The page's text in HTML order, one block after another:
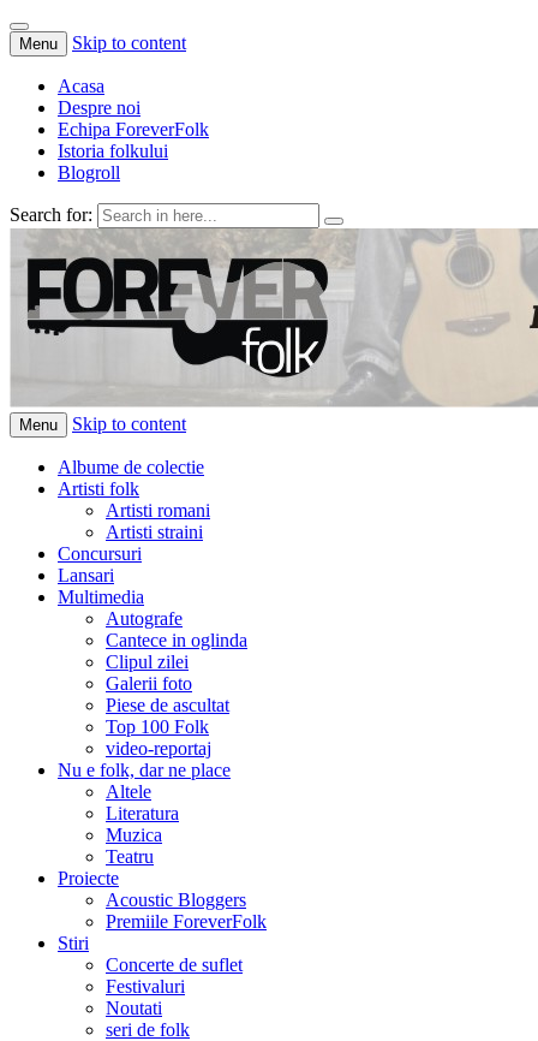
Menu Skip to content
Acasa
Despre noi
Echipa ForeverFolk
Istoria folkului
Blogroll
Search for:
ForeverFolk
Muzica sufletului tau
Menu Skip to content
Albume de colectie
Artisti folk
Artisti romani
Artisti straini
Concursuri
Lansari
Multimedia
Autografe
Cantece in oglinda
Clipul zilei
Galerii foto
Piese de ascultat
Top 100 Folk
video-reportaj
Nu e folk, dar ne place
Altele
Literatura
Muzica
Teatru
Proiecte
Acoustic Bloggers
Premiile ForeverFolk
Stiri
Concerte de suflet
Festivaluri
Noutati
seri de folk